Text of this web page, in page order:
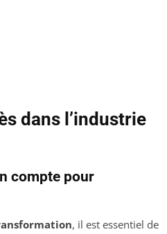
dans l’industrie
compte pour
, il est essentiel de